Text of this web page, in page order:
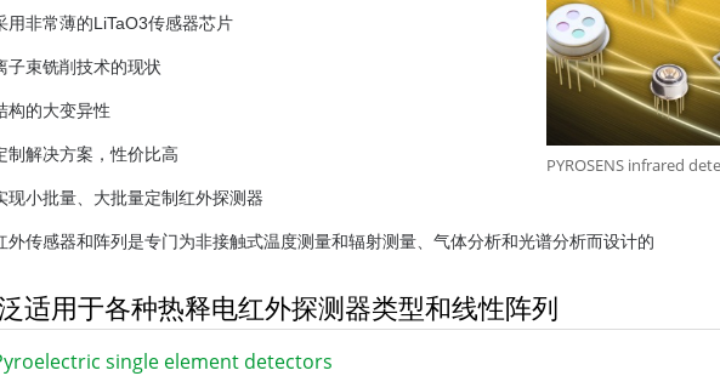
PYROSENS infrared
用非常薄的LiTaO3传感器芯片
子束铣削技术的现状
构的大变异性
制解决方案，性价比高
现小批量、大批量定制红外探测器
外传感器和阵列是专门为非接触式温度测量和辐射测量、气体分析和光谱分析而设计的
适用于各种热释电红外探测器类型和线性阵列
single element detectors